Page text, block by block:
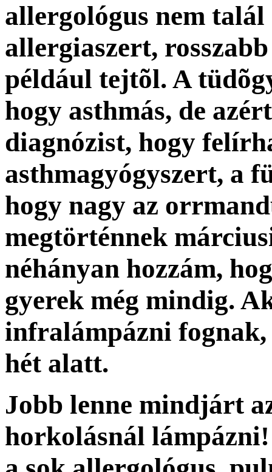
allergológus nem
allergiaszert,
például tejtõl. A
hogy asthmás, de
diagnózist, hogy
asthmagyógyszert, a
hogy nagy az
megtörténnek
néhányan hozzám,
gyerek még mindig.
infralámpázni fognak,
hét alatt.
Jobb lenne mindjárt
horkolásnál